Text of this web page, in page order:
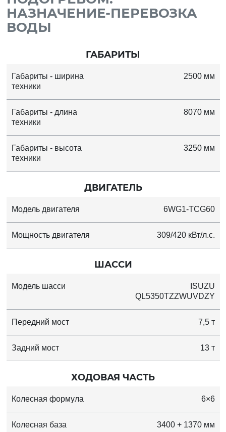
НАЗНАЧЕНИЕ-ПЕРЕВОЗКА
ВОДЫ
ГАБАРИТЫ
Габариты - ширина
техники
2500 мм
Габариты - длина
техники
8070 мм
Габариты - высота
техники
3250 мм
ДВИГАТЕЛЬ
Модель двигателя 6WG1-TCG60
Мощность двигателя 309/420 кВт/л.с.
ШАССИ
Модель шасси
ISUZU
QL5350TZZWUVDZY
Передний мост 7,5 т
Задний мост 13 т
ХОДОВАЯ ЧАСТЬ
Колесная формула 6×6
Колесная база 3400 + 1370 мм